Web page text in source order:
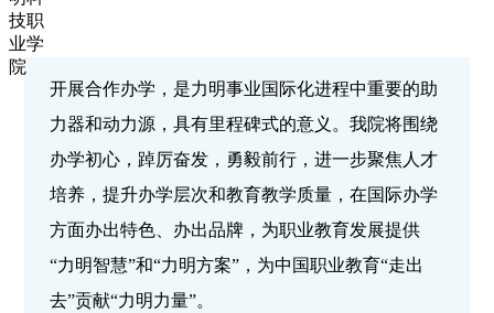
开展合作办学，是力明事业国际化进程中重要的助
力器和动力源，具有里程碑式的意义。我院将围绕
办学初心，踔厉奋发，勇毅前行，进一步聚焦人才
培养，提升办学层次和教育教学质量，在国际办学
方面办出特色、办出品牌，为职业教育发展提供
“力明智慧”和“力明方案”，为中国职业教育“走出
去”贡献“力明力量”。